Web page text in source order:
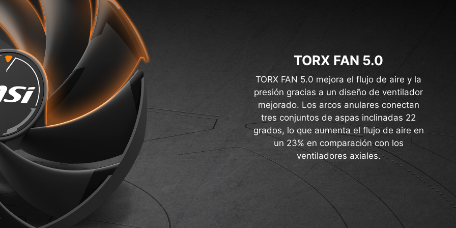
TORX FAN 5.0
TORX FAN 5.0 mejora el flujo de aire y la
presión gracias a un diseño de ventilador
mejorado. Los arcos anulares conectan
tres conjuntos de aspas inclinadas 22
grados, lo que aumenta el flujo de aire en
un 23% en comparación con los
ventiladores axiales.